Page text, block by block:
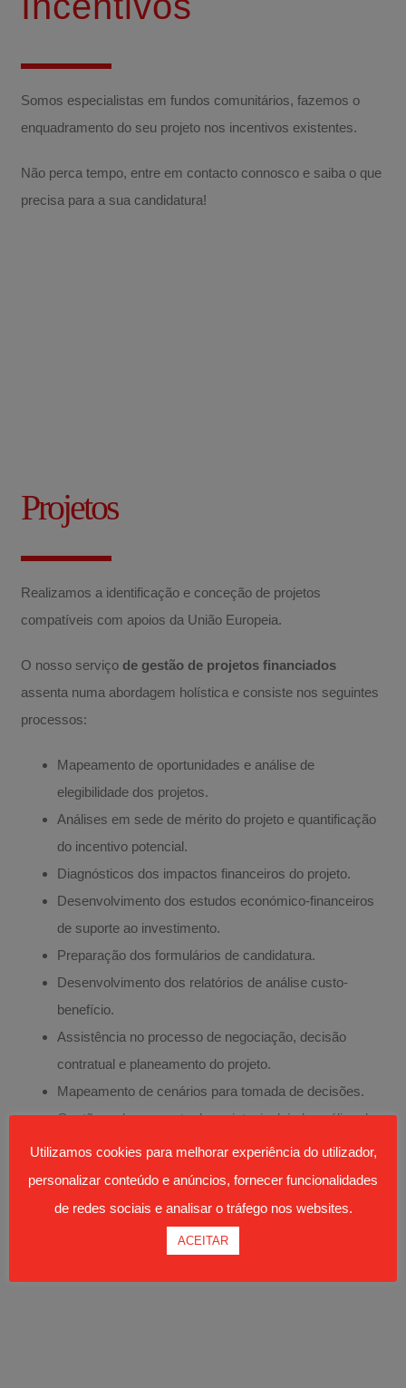
Somos especialistas em fundos comunitários, fazemos o
enquadramento do seu projeto nos incentivos existentes.
Não perca tempo, entre em contacto connosco e saiba o que
precisa para a sua candidatura!
Projetos
Realizamos a identificação e conceção de projetos
compatíveis com apoios da União Europeia.
O nosso serviço de gestão de projetos financiados
assenta numa abordagem holística e consiste nos seguintes
processos:
Mapeamento de oportunidades e análise de
elegibilidade dos projetos.
Análises em sede de mérito do projeto e quantificação
do incentivo potencial.
Diagnósticos dos impactos financeiros do projeto.
Desenvolvimento dos estudos económico-financeiros
de suporte ao investimento.
Preparação dos formulários de candidatura.
Desenvolvimento dos relatórios de análise custo-
benefício.
Assistência no processo de negociação, decisão
contratual e planeamento do projeto.
Mapeamento de cenários para tomada de decisões.
Gestão e planeamento do projeto, incluindo análise de
desvios e elaboração de recomendações.
Preparação dos pedidos de pagamento de incentivo e
dos respetivos relatórios de certificação.
Utilizamos cookies para melhorar experiência do utilizador,
personalizar conteúdo e anúncios, fornecer funcionalidades
de redes sociais e analisar o tráfego nos websites.
ACEITAR